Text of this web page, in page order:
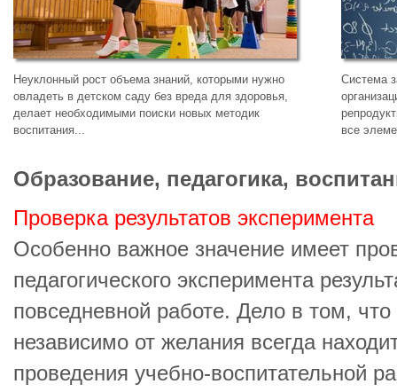
Неуклонный рост объема знаний, которыми нужно
овладеть в детском саду без вреда для здоровья,
делает необходимыми поиски новых методик
воспитания...
Система
все
Образование, педагогика,
Проверка результатов эксперимента
Особенно важное значение имеет
педагогического эксперимента
повседневной работе. Дело в том, что
независимо от желания всегда
проведения учебно-воспитательной